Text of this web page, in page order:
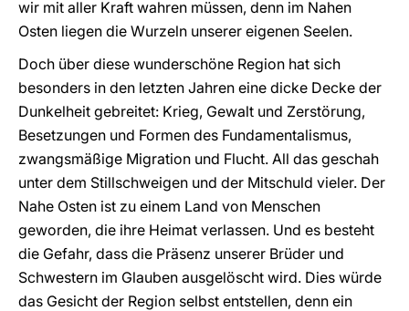
wir mit aller Kraft wahren müssen, denn im Nahen
Osten liegen die Wurzeln unserer eigenen Seelen.
Doch über diese wunderschöne Region hat sich
besonders in den letzten Jahren eine dicke Decke der
Dunkelheit gebreitet: Krieg, Gewalt und Zerstörung,
Besetzungen und Formen des Fundamentalismus,
zwangsmäßige Migration und Flucht. All das geschah
unter dem Stillschweigen und der Mitschuld vieler. Der
Nahe Osten ist zu einem Land von Menschen
geworden, die ihre Heimat verlassen. Und es besteht
die Gefahr, dass die Präsenz unserer Brüder und
Schwestern im Glauben ausgelöscht wird. Dies würde
das Gesicht der Region selbst entstellen, denn ein